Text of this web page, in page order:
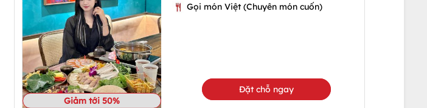
Giảm tới 50%
Gọi món Việt (Chuyên món cuốn)
Đặt chỗ ngay